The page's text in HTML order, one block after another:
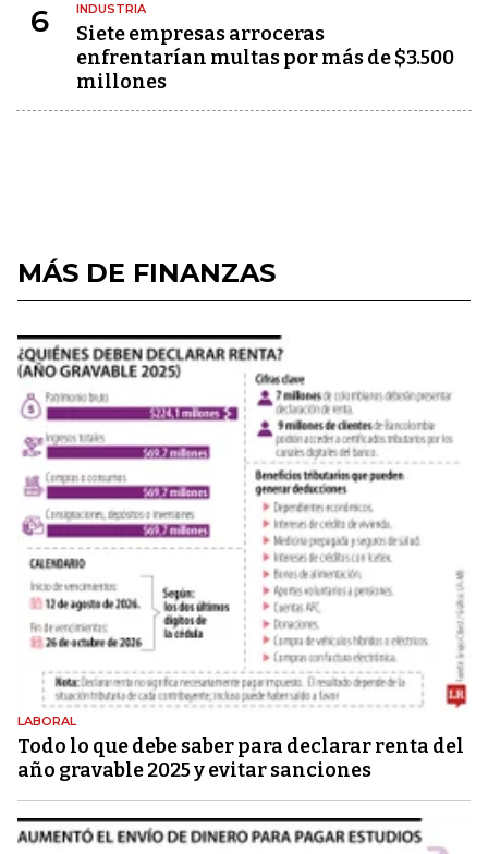
6 INDUSTRIA
Siete empresas arroceras
enfrentarían multas por más de $3.500
millones
MÁS DE FINANZAS
LABORAL
Todo lo que debe saber para declarar renta del
año gravable 2025 y evitar sanciones